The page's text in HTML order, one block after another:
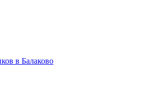
в Балаково